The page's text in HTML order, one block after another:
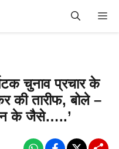
चुनाव प्रचार के
की तारीफ, बोले –
के जैसे…..’